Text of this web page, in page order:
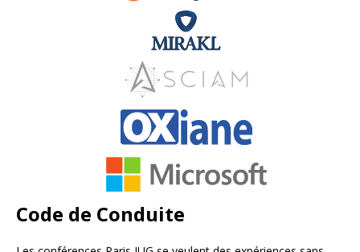
Code de Conduite